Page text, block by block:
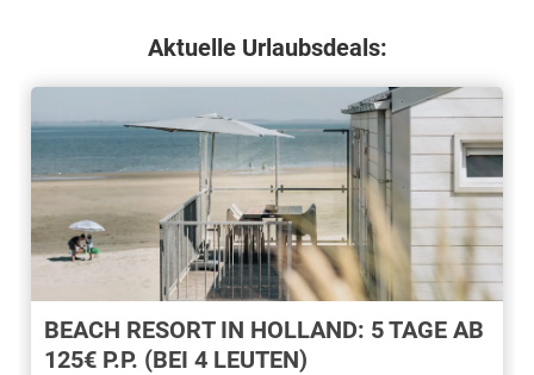
Aktuelle Urlaubsdeals:
BEACH RESORT IN HOLLAND: 5 TAGE AB
125€ P.P. (BEI 4 LEUTEN)